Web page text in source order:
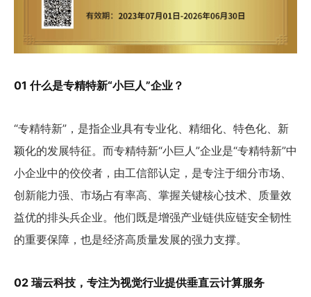
01 什么是专精特新“小巨人”企业？
“专精特新”，是指企业具有专业化、精细化、特色化、新
颖化的发展特征。而专精特新“小巨人”企业是“专精特新”中
小企业中的佼佼者，由工信部认定，是专注于细分市场、
创新能力强、市场占有率高、掌握关键核心技术、质量效
益优的排头兵企业。他们既是增强产业链供应链安全韧性
的重要保障，也是经济高质量发展的强力支撑。
02 瑞云科技，专注为视觉行业提供垂直云计算服务